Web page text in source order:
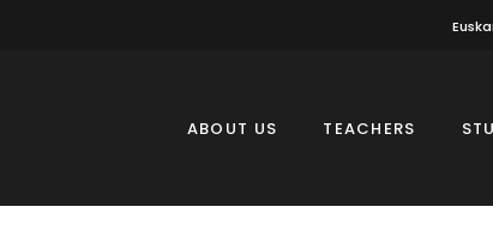
ABOUT US TEACHERS